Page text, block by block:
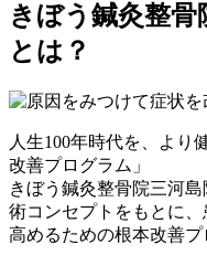
きぼう鍼灸整骨
とは？
人生100年時代を、より
改善プログラム」
きぼう鍼灸整骨院三河
術コンセプトをもとに
高めるための根本改善プ